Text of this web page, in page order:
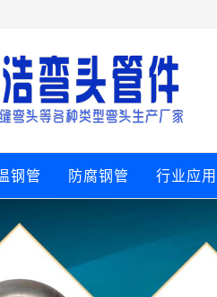
钢管 防腐钢管 行业应